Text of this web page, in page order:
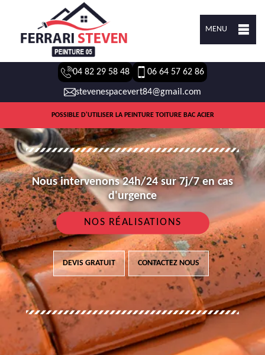
MENU
04 82 29 58 48 06 64 57 62 86
stevenespacevert84@gmail.com
POSSIBLE D'UTILISER LA PEINTURE TOITURE BAC ACIER
Nous intervenons 24h/24 sur 7j/7 en cas
d'urgence
NOS RÉALISATIONS
DEVIS GRATUIT CONTACTEZ NOUS